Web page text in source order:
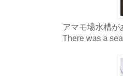
アマモ場水槽が
There was a